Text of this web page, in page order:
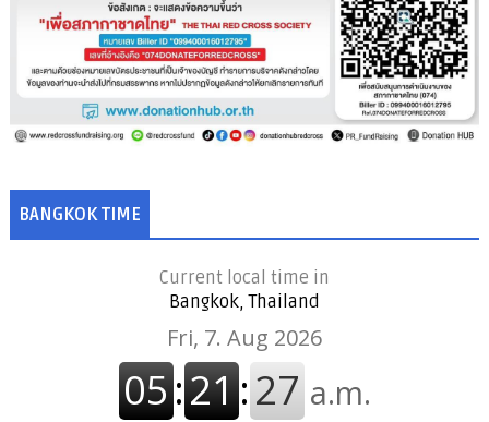
BANGKOK TIME
Current local time in
Bangkok, Thailand